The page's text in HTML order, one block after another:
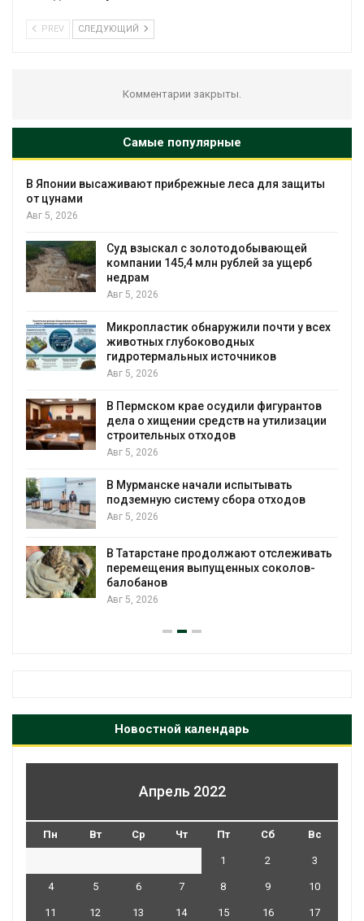
PREV СЛЕДУЮЩИЙ
Комментарии закрыты.
Самые популярные
В Японии высаживают прибрежные леса для защиты
от цунами
Авг 5, 2026
Суд взыскал с золотодобывающей
компании 145,4 млн рублей за ущерб
недрам
Авг 5, 2026
Микропластик обнаружили почти у всех
животных глубоководных
гидротермальных источников
Авг 5, 2026
В Пермском крае осудили фигурантов
дела о хищении средств на утилизации
строительных отходов
Авг 5, 2026
В Мурманске начали испытывать
подземную систему сбора отходов
Авг 5, 2026
В Татарстане продолжают отслеживать
перемещения выпущенных соколов-
балобанов
Авг 5, 2026
Новостной календарь
Апрель 2022
Пн Вт Ср Чт Пт Сб Вс
1 2 3
4 5 6 7 8 9 10
11 12 13 14 15 16 17